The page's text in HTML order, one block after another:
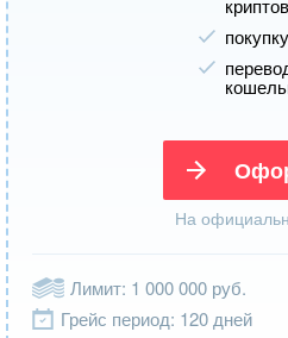
На
Лимит: 1 000 000 руб.
Грейс период: 120 дней